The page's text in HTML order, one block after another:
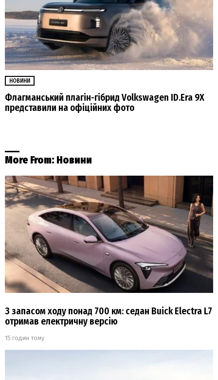
НОВИНИ
Флагманський плагін-гібрид Volkswagen ID.Era 9X
представили на офіційних фото
More From: Новини
З запасом ходу понад 700 км: седан Buick Electra L7
отримав електричну версію
15 годин тому